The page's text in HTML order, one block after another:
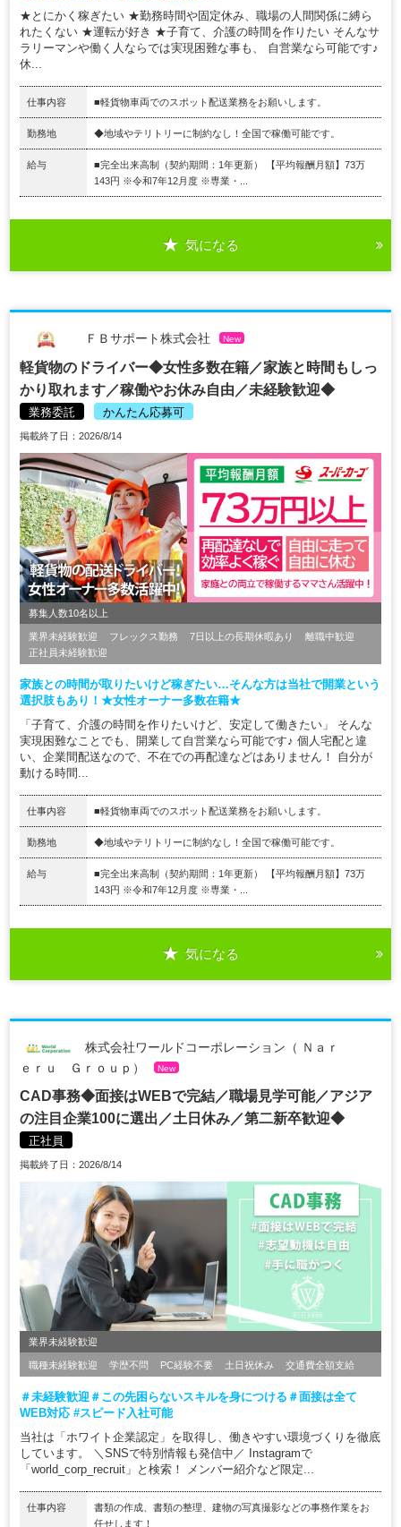
★とにかく稼ぎたい ★勤務時間や固定休み、職場の人間関係に縛ら
れたくない ★運転が好き ★子育て、介護の時間を作りたい そんなサ
ラリーマンや働く人ならでは実現困難な事も、 自営業なら可能です♪
休...
仕事内容 ■軽貨物車両でのスポット配送業務をお願いします。
勤務地 ◆地域やテリトリーに制約なし！全国で稼働可能です。
給与
■完全出来高制（契約期間：1年更新） 【平均報酬月額】73万
143円 ※令和7年12月度 ※専業・...
気になる
ＦＢサポート株式会社 New
軽貨物のドライバー◆女性多数在籍／家族と時間もしっ
かり取れます／稼働やお休み自由／未経験歓迎◆
業務委託 かんたん応募可
掲載終了日：2026/8/14
募集人数10名以上
業界未経験歓迎 フレックス勤務 7日以上の長期休暇あり
離職中歓迎
正社員未経験歓迎
家族との時間が取りたいけど稼ぎたい…そんな方は当社で開業という
選択肢もあり！★女性オーナー多数在籍★
「子育て、介護の時間を作りたいけど、安定して働きたい」 そんな
実現困難なことでも、開業して自営業なら可能です♪ 個人宅配と違
い、企業間配送なので、不在での再配達などはありません！ 自分が
動ける時間...
仕事内容 ■軽貨物車両でのスポット配送業務をお願いします。
勤務地 ◆地域やテリトリーに制約なし！全国で稼働可能です。
給与
■完全出来高制（契約期間：1年更新） 【平均報酬月額】73万
143円 ※令和7年12月度 ※専業・...
気になる
株式会社ワールドコーポレーション（ Ｎａｒ
ｅｒｕ Ｇｒｏｕｐ）
New
CAD事務◆面接はWEBで完結／職場見学可能／アジア
の注目企業100に選出／土日休み／第二新卒歓迎◆
正社員
掲載終了日：2026/8/14
業界未経験歓迎
職種未経験歓迎 学歴不問 PC経験不要 土日祝休み 交通費全額支給
＃未経験歓迎＃この先困らないスキルを身につける＃面接は全て
WEB対応 #スピード入社可能
当社は「ホワイト企業認定」を取得し、働きやすい環境づくりを徹底
しています。 ＼SNSで特別情報も発信中／ Instagramで
「world_corp_recruit」と検索！ メンバー紹介など限定...
仕事内容
書類の作成、書類の整理、建物の写真撮影などの事務作業をお
任せします！